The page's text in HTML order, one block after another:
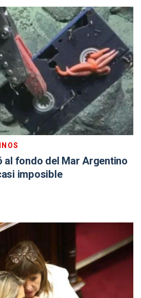
al fondo del Mar Argentino
imposible